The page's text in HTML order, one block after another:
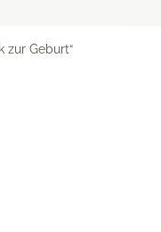
zur Geburt“